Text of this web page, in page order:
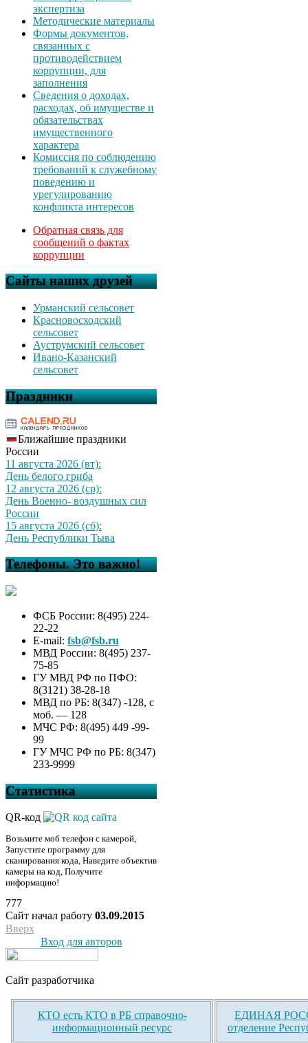
экспертиза
Методические материалы
Формы документов,
связанных с
противодействием
коррупции, для
заполнения
Сведения о доходах,
расходах, об имуществе и
обязательствах
имущественного
характера
Комиссия по соблюдению
требований к служебному
поведению и
урегулированию
конфликта интересов
Обратная связь для
сообщений о фактах
коррупции
Сайты наших друзей
Урманский сельсовет
Красновосходский
сельсовет
Ауструмский сельсовет
Ивано-Казанский
сельсовет
Праздники
Ближайшие праздники
России
11 августа 2026 (вт):
День белого гриба
12 августа 2026 (ср):
День Военно- воздушных сил
России
15 августа 2026 (сб):
День Республики Тыва
Телефоны. Это важно!
ФСБ России: 8(495) 224-
22-22
E-mail: fsb@fsb.ru
МВД России: 8(495) 237-
75-85
ГУ МВД РФ по ПФО:
8(3121) 38-28-18
МВД по РБ: 8(347) -128, с
моб. — 128
МЧС РФ: 8(495) 449 -99-
99
ГУ МЧС РФ по РБ: 8(347)
233-9999
Статистика
QR-код
Возьмите моб телефон с камерой,
Запустите программу для
сканирования кода, Наведите объектив
камеры на код, Получите
информацию!
777
Сайт начал работу 03.09.2015
Вверх
Вход для авторов
Сайт разработчика
КТО есть КТО в РБ справочно-
информационный ресурс
ЕДИНАЯ
отделение